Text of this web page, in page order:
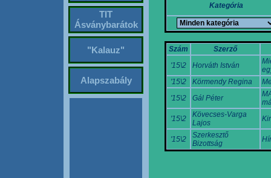
TIT
Ásványbarátok
"Kalauz"
Alapszabály
Kategória
Szám
Szerző
'15\2
Horváth István
'15\2
Körmendy Regina
'15\2
Gál Péter
'15\2
Kövecses-Varga
Lajos
'15\2
Szerkesztő
Bizottság